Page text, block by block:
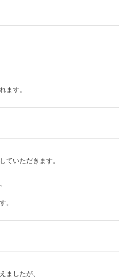
ます。
ていただきます。
。
ましたが、